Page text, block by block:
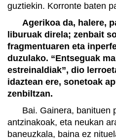
guztiekin. Korronte baten
Agerikoa da, halere,
liburuak direla; zenbait
fragmentuaren eta
duzulako. “Entseguak
estreinaldiak”, dio
idaztean ere, sonetoak
zenbiltzan.
Bai. Gainera, banituen
antzinakoak, eta neukan
baneuzkala, baina ez